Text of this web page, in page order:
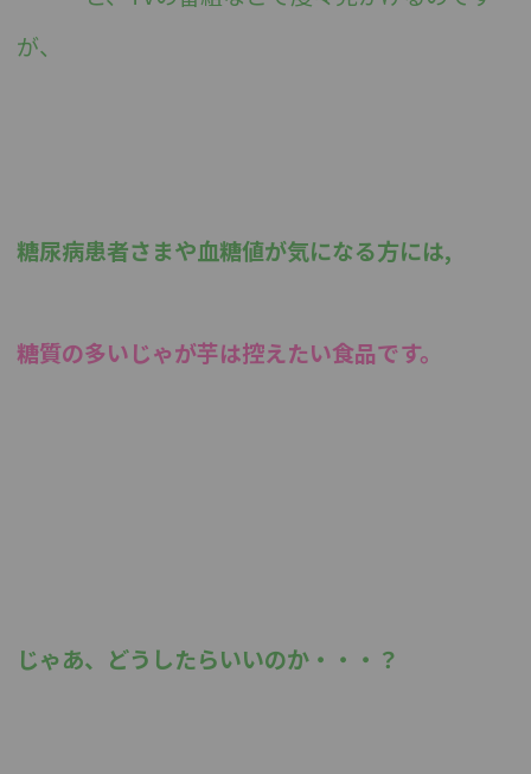
が、
糖尿病患者さまや血糖値が気になる方には,
糖質の多いじゃが芋は控えたい食品です。
じゃあ、どうしたらいいのか・・・？